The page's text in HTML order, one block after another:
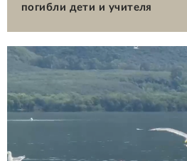
погибли дети и учителя